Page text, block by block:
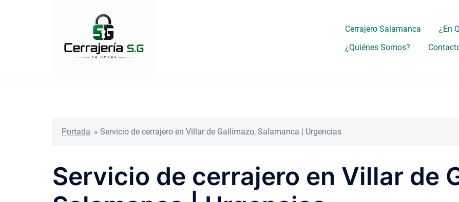
Cerrajero Salamanca ¿En
¿Quiénes Somos?
Portada » Servicio de cerrajero en Villar de Gallimazo, Salamanca | Urgencias
Servicio de cerrajero en Villar de